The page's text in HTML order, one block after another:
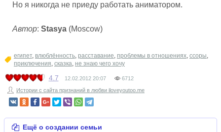
Но я никогда не приеду работать аниматором.
Автор: Stasya (Moscow)
египет, влюблённость, расставание, проблемы в отношениях, ссоры,
приключения, сказка, не знаю чего хочу
4.7 12.02.2012 20:07
6712
Истории с сайта признаний в любви iloveyoutoo.me
Ещё о создании семьи